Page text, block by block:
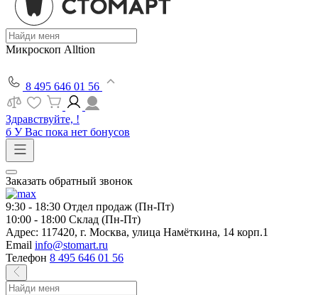
Микроскоп Alltion
8 495 646 01 56
Здравствуйте, !
б У Вас пока нет бонусов
Заказать обратный звонок
9:30 - 18:30 Отдел продаж (Пн-Пт)
10:00 - 18:00 Склад (Пн-Пт)
Адрес: 117420, г. Москва, улица Намёткина, 14 корп.1
Email info@stomart.ru
Телефон 8 495 646 01 56